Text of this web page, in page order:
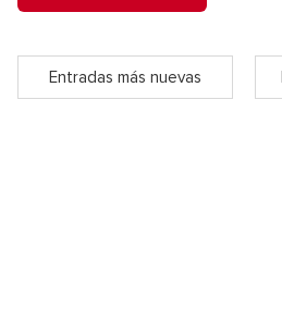
Entradas más nuevas